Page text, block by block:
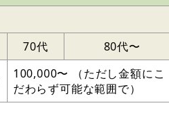
70代
80代〜
100,000〜 （ただし金額にこ
だわらず可能な範囲で）